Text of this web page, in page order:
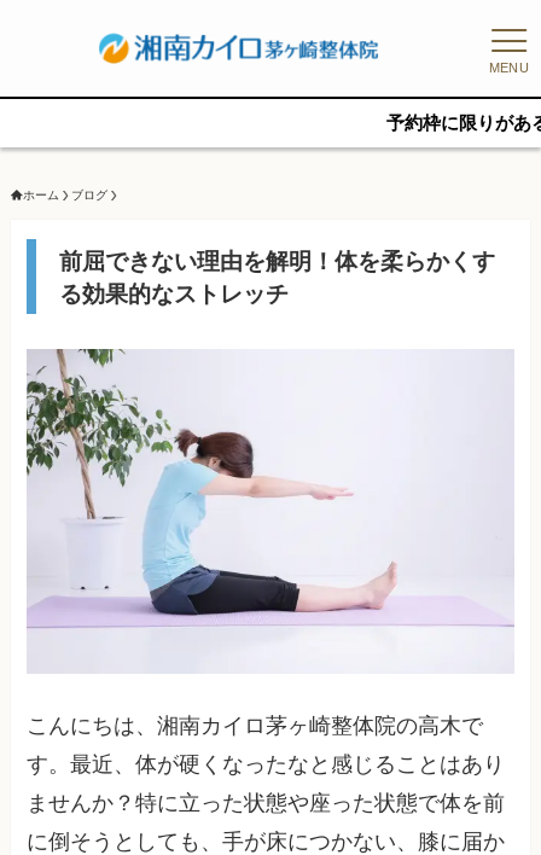
MENU
予約枠に限りがあるため、新
ホーム ブログ
前屈できない理由を解明！体を柔らかくす
る効果的なストレッチ
こんにちは、湘南カイロ茅ヶ崎整体院の高木で
す。最近、体が硬くなったなと感じることはあり
ませんか？特に立った状態や座った状態で体を前
に倒そうとしても、手が床につかない、膝に届か